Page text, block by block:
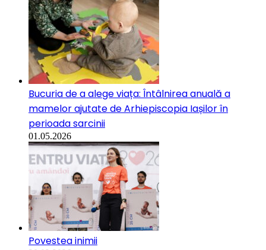
Bucuria de a alege viața: Întâlnirea anuală a
mamelor ajutate de Arhiepiscopia Iașilor în
perioada sarcinii
01.05.2026
Povestea inimii